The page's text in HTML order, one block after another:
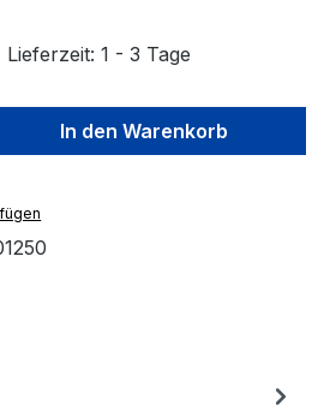
1 - 3 Tage
Gib den
In den Warenkorb